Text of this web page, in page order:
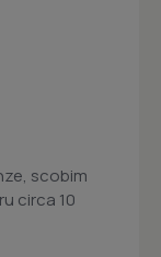
scobim
circa 10